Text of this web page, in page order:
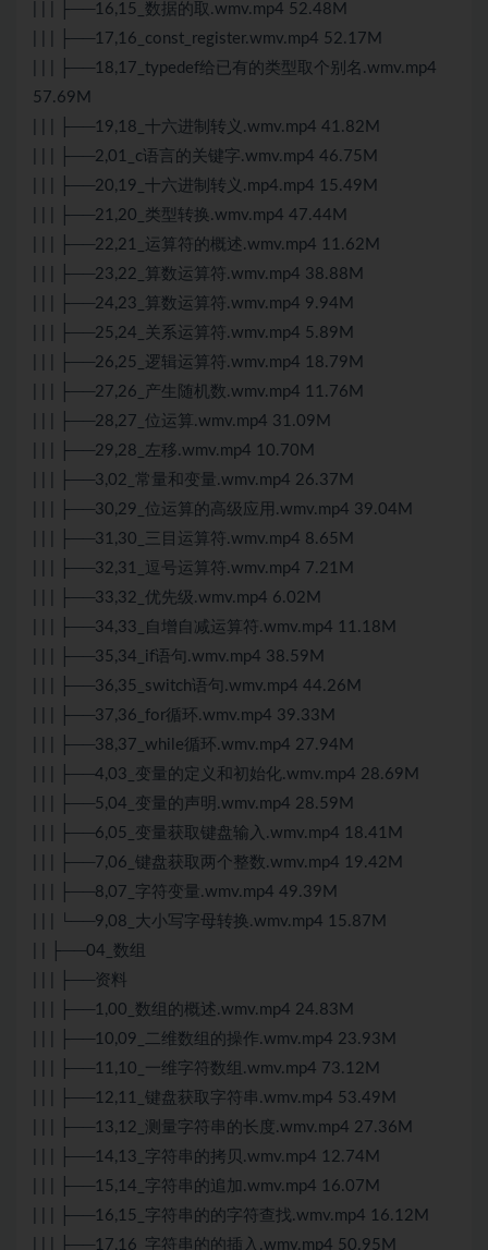
| | | ├──16,15_数据的取.wmv.mp4 52.48M
| | | ├──17,16_const_register.wmv.mp4 52.17M
| | | ├──18,17_typedef给已有的类型取个别名.wmv.mp4
57.69M
| | | ├──19,18_十六进制转义.wmv.mp4 41.82M
| | | ├──2,01_c语言的关键字.wmv.mp4 46.75M
| | | ├──20,19_十六进制转义.mp4.mp4 15.49M
| | | ├──21,20_类型转换.wmv.mp4 47.44M
| | | ├──22,21_运算符的概述.wmv.mp4 11.62M
| | | ├──23,22_算数运算符.wmv.mp4 38.88M
| | | ├──24,23_算数运算符.wmv.mp4 9.94M
| | | ├──25,24_关系运算符.wmv.mp4 5.89M
| | | ├──26,25_逻辑运算符.wmv.mp4 18.79M
| | | ├──27,26_产生随机数.wmv.mp4 11.76M
| | | ├──28,27_位运算.wmv.mp4 31.09M
| | | ├──29,28_左移.wmv.mp4 10.70M
| | | ├──3,02_常量和变量.wmv.mp4 26.37M
| | | ├──30,29_位运算的高级应用.wmv.mp4 39.04M
| | | ├──31,30_三目运算符.wmv.mp4 8.65M
| | | ├──32,31_逗号运算符.wmv.mp4 7.21M
| | | ├──33,32_优先级.wmv.mp4 6.02M
| | | ├──34,33_自增自减运算符.wmv.mp4 11.18M
| | | ├──35,34_if语句.wmv.mp4 38.59M
| | | ├──36,35_switch语句.wmv.mp4 44.26M
| | | ├──37,36_for循环.wmv.mp4 39.33M
| | | ├──38,37_while循环.wmv.mp4 27.94M
| | | ├──4,03_变量的定义和初始化.wmv.mp4 28.69M
| | | ├──5,04_变量的声明.wmv.mp4 28.59M
| | | ├──6,05_变量获取键盘输入.wmv.mp4 18.41M
| | | ├──7,06_键盘获取两个整数.wmv.mp4 19.42M
| | | ├──8,07_字符变量.wmv.mp4 49.39M
| | | └──9,08_大小写字母转换.wmv.mp4 15.87M
| | ├──04_数组
| | | ├──资料
| | | ├──1,00_数组的概述.wmv.mp4 24.83M
| | | ├──10,09_二维数组的操作.wmv.mp4 23.93M
| | | ├──11,10_一维字符数组.wmv.mp4 73.12M
| | | ├──12,11_键盘获取字符串.wmv.mp4 53.49M
| | | ├──13,12_测量字符串的长度.wmv.mp4 27.36M
| | | ├──14,13_字符串的拷贝.wmv.mp4 12.74M
| | | ├──15,14_字符串的追加.wmv.mp4 16.07M
| | | ├──16,15_字符串的的字符查找.wmv.mp4 16.12M
| | | ├──17,16_字符串的的插入.wmv.mp4 50.95M